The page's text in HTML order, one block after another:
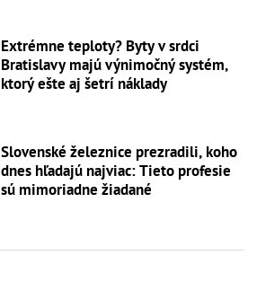
Extrémne teploty? Byty v srdci
Bratislavy majú výnimočný systém,
ktorý ešte aj šetrí náklady
Slovenské železnice prezradili, koho
dnes hľadajú najviac: Tieto profesie
sú mimoriadne žiadané